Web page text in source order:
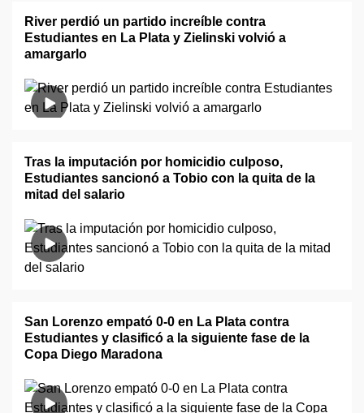
River perdió un partido increíble contra
Estudiantes en La Plata y Zielinski volvió a
amargarlo
Tras la imputación por homicidio culposo,
Estudiantes sancionó a Tobio con la quita de la
mitad del salario
San Lorenzo empató 0-0 en La Plata contra
Estudiantes y clasificó a la siguiente fase de la
Copa Diego Maradona